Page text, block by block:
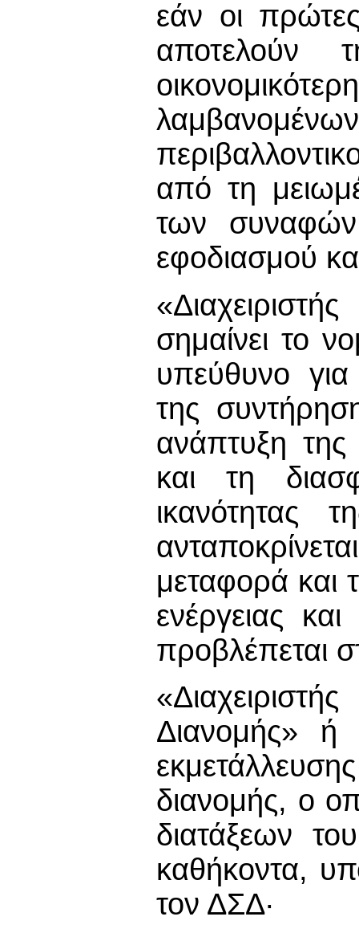
εάν οι
αποτελούν
από τη
των
εφοδιασμού
σημαίνει το
υπεύθυνο για
της
ανάπτυξη
και τη
ικανότητας
μεταφορά και
ενέργειας
προβλέπεται
Διανομής» ή
διανομής, ο
διατάξεων
καθήκοντα,
τον ΔΣΔ·